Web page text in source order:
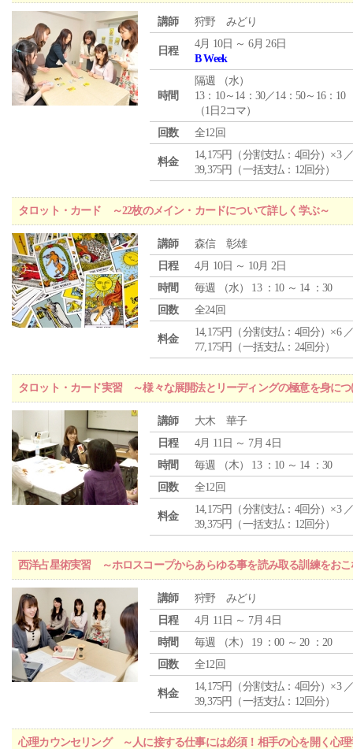
講師 狩野 みどり
日程
4月 10日 ～ 6月 26日
B Week
時間
隔週 （水）
13：10～14：30／14：50～16：10
（1日2コマ）
回数
全12回
料金
14,175円（分割支払：4回分）×3
39,375円（一括支払：12回分）
タロット・カード ～22枚のメイン・カードについて詳しく学ぶ～
講師
森信 彰雄
日程
4月 10日 ～ 10月 2日
時間
毎週 （水） 13 ：10 ～ 14 ：30
回数
全24回
料金
14,175円（分割支払：4回分）×6
77,175円（一括支払：24回分）
タロット・カード実習 ～様々な展開法とリーディングの極意を身につ
講師
大木 華子
日程
4月 11日 ～ 7月 4日
時間
毎週 （木） 13 ：10 ～ 14 ：30
回数
全12回
料金
14,175円（分割支払：4回分）×3
39,375円（一括支払：12回分）
西洋占星術実習 ～ホロスコープからあらゆる事を読み取る訓練をおこ
講師
狩野 みどり
日程
4月 11日 ～ 7月 4日
時間
毎週 （木） 19 ：00 ～ 20 ：20
回数
全12回
料金
14,175円（分割支払：4回分）×3
39,375円（一括支払：12回分）
心理カウンセリング ～人に接する仕事には必須！相手の心を開く心理